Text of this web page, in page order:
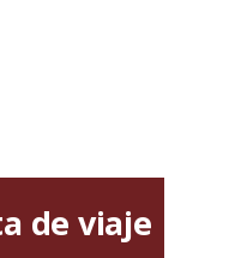
de viaje